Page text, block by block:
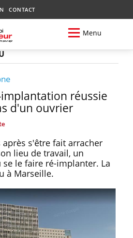
CONTACT
Menu
réussie
d'un ouvrier
s'être fait arracher
lieu de travail, un
le faire ré-implanter. La
à Marseille.